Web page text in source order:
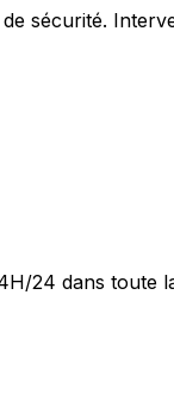
sécurité.
24 dans toute